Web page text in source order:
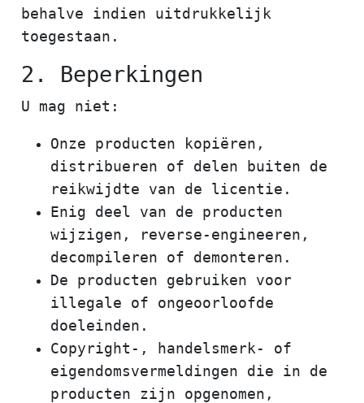
behalve indien uitdrukkelijk
toegestaan.
2. Beperkingen
U mag niet:
Onze producten kopiëren,
distribueren of delen buiten de
reikwijdte van de licentie.
Enig deel van de producten
wijzigen, reverse-engineeren,
decompileren of demonteren.
De producten gebruiken voor
illegale of ongeoorloofde
doeleinden.
Copyright-, handelsmerk- of
eigendomsvermeldingen die in de
producten zijn opgenomen,